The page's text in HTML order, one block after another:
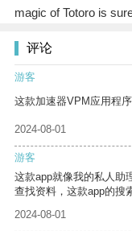
magic of Totoro is
评论
游客
这款加速器VPM应用程
2024-08-01
游客
这款app就像我的私人助
查找资料，这款app的搜
2024-08-01